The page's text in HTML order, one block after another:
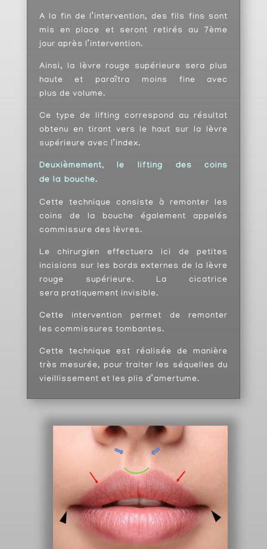
A la fin de l’intervention, des fils fins sont
mis en place et seront retirés au 7ème
jour après l’intervention.
Ainsi, la lèvre rouge supérieure sera plus
haute et paraîtra moins fine avec
plus de volume.
Ce type de lifting correspond au résultat
obtenu en tirant vers le haut sur la lèvre
supérieure avec l’index.
Deuxièmement, le lifting des coins
de la bouche.
Cette technique consiste à remonter les
coins de la bouche également appelés
commissure des lèvres.
Le chirurgien effectuera ici de petites
incisions sur les bords externes de la lèvre
rouge supérieure. La cicatrice
sera pratiquement invisible.
Cette intervention permet de remonter
les commissures tombantes.
Cette technique est réalisée de manière
très mesurée, pour traiter les séquelles du
vieillissement et les plis d’amertume.